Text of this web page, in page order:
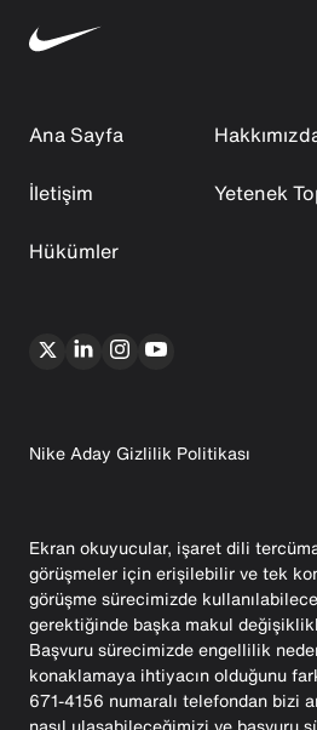
Ana Sayfa
İletişim
Yetenek
Hükümler
Nike Aday Gizlilik Politikası
Ekran okuyucular, işaret dili
görüşmeler için erişilebilir ve tek
görüşme sürecimizde
gerektiğinde başka makul
Başvuru sürecimizde engellilik
konaklamaya ihtiyacın olduğunu
671-4156 numaralı telefondan bizi